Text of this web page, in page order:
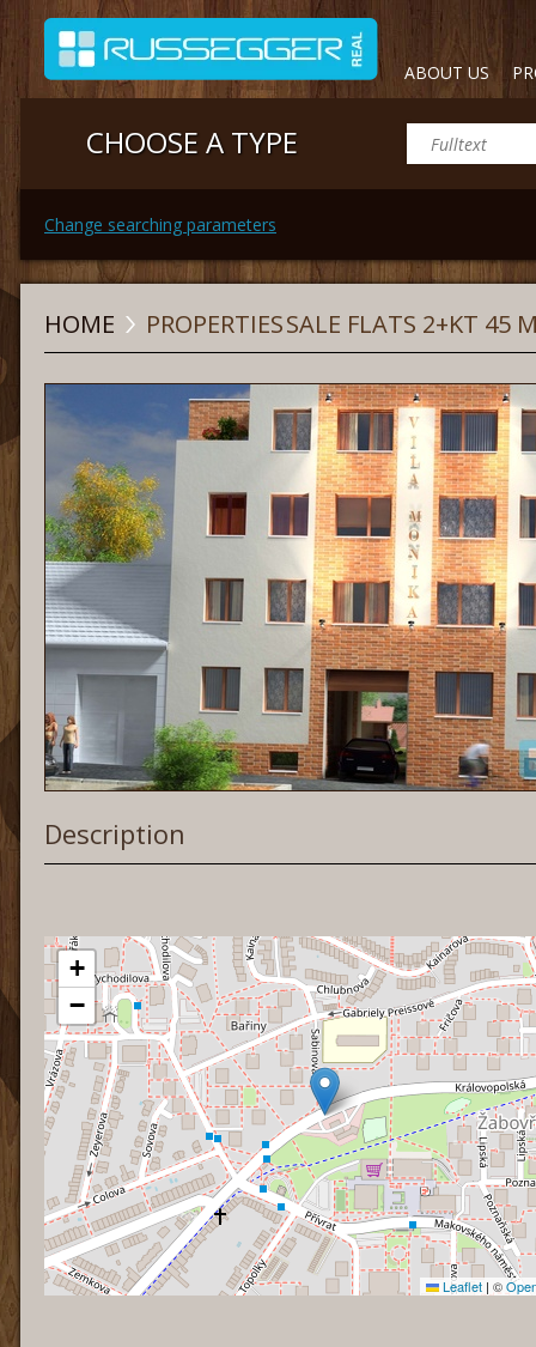
ABOUT US
CHOOSE A TYPE
Change searching parameters
HOME PROPERTIESSALE FLATS 2+KT 45
Description
+
−
Leaflet | ©